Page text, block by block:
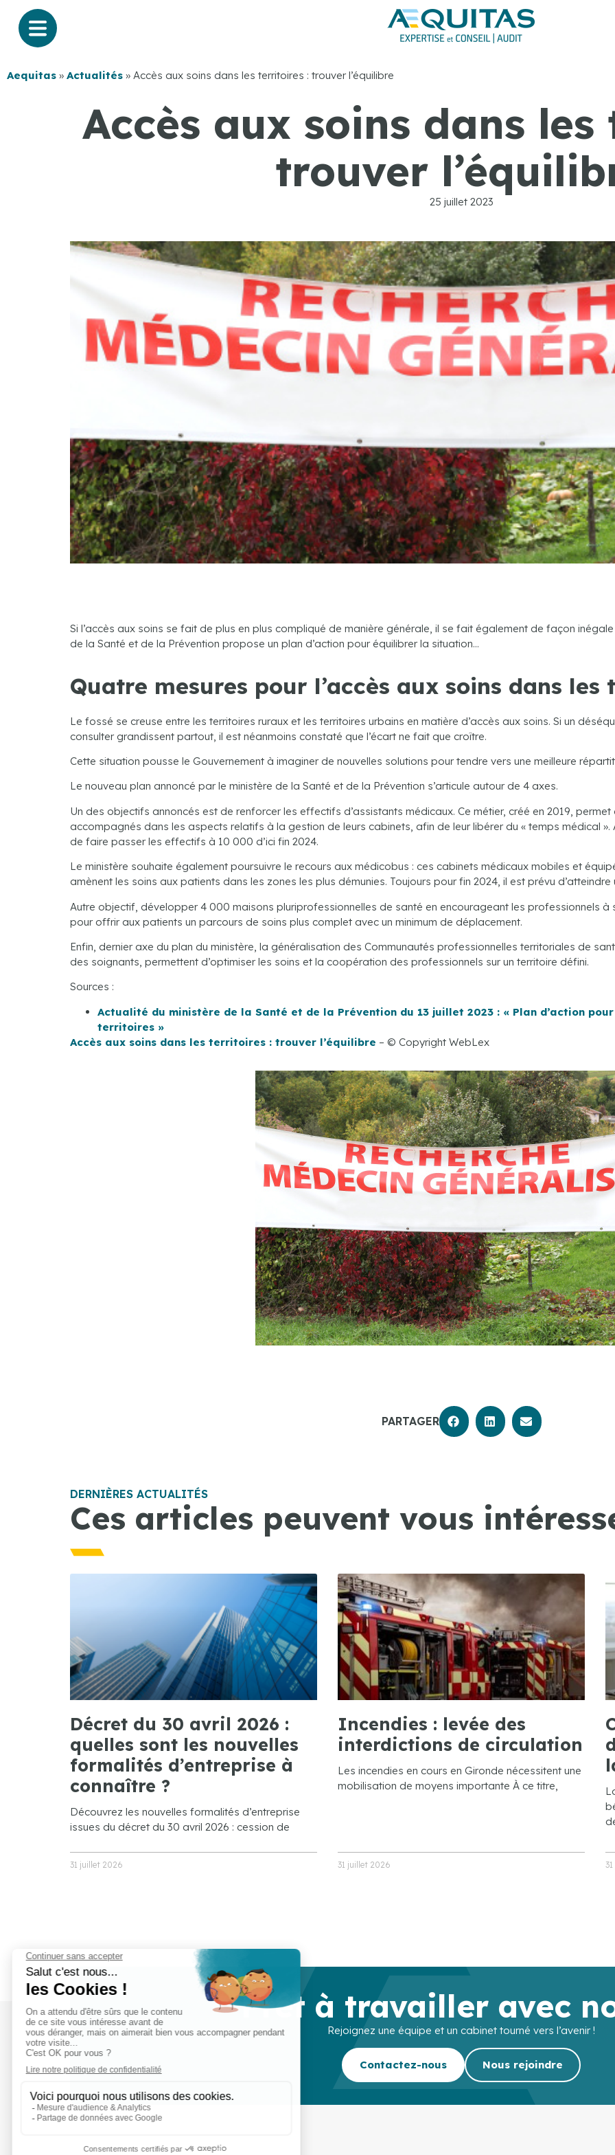
Aequitas » Actualités » Accès aux soins dans les territoires : trouver l’équilibre
Accès aux soins dans
trouver
25 juillet 2023
Si l’accès aux soins se fait de plus en plus compliqué de manière générale, il se fait également de façon
de la Santé et de la Prévention propose un plan d’action pour équilibrer la situation…
Quatre mesures pour l’accès aux soins dans
Le fossé se creuse entre les territoires ruraux et les territoires urbains en matière d’accès aux soins. Si un
consulter grandissent partout, il est néanmoins constaté que l’écart ne fait que croître.
Cette situation pousse le Gouvernement à imaginer de nouvelles solutions pour tendre vers une meilleure
Le nouveau plan annoncé par le ministère de la Santé et de la Prévention s’articule autour de 4 axes.
Un des objectifs annoncés est de renforcer les effectifs d’assistants médicaux. Ce métier, créé en 2019,
accompagnés dans les aspects relatifs à la gestion de leurs cabinets, afin de leur libérer du « temps médical
de faire passer les effectifs à 10 000 d’ici fin 2024.
Le ministère souhaite également poursuivre le recours aux médicobus : ces cabinets médicaux mobiles et
amènent les soins aux patients dans les zones les plus démunies. Toujours pour fin 2024, il est prévu
Autre objectif, développer 4 000 maisons pluriprofessionnelles de santé en encourageant les professionnels
pour offrir aux patients un parcours de soins plus complet avec un minimum de déplacement.
Enfin, dernier axe du plan du ministère, la généralisation des Communautés professionnelles territoriales de
des soignants, permettent d’optimiser les soins et la coopération des professionnels sur un territoire défini.
Sources :
Actualité du ministère de la Santé et de la Prévention du 13 juillet 2023 : « Plan d’action
territoires »
Accès aux soins dans les territoires : trouver l’équilibre – © Copyright WebLex
PARTAGER
DERNIÈRES ACTUALITÉS
Ces articles peuvent vous
Décret du 30 avril 2026 :
quelles sont les nouvelles
formalités d’entreprise à
connaître ?
Découvrez les nouvelles formalités d’entreprise
issues du décret du 30 avril 2026 : cession de
31 juillet 2026
Incendies : levée des
interdictions de circulation
Les incendies en cours en Gironde nécessitent une
mobilisation de moyens importante À ce titre,
31 juillet 2026
Prêt à travailler avec
Rejoignez une équipe et un cabinet tourné vers l’avenir !
Contactez-nous Nous rejoindre